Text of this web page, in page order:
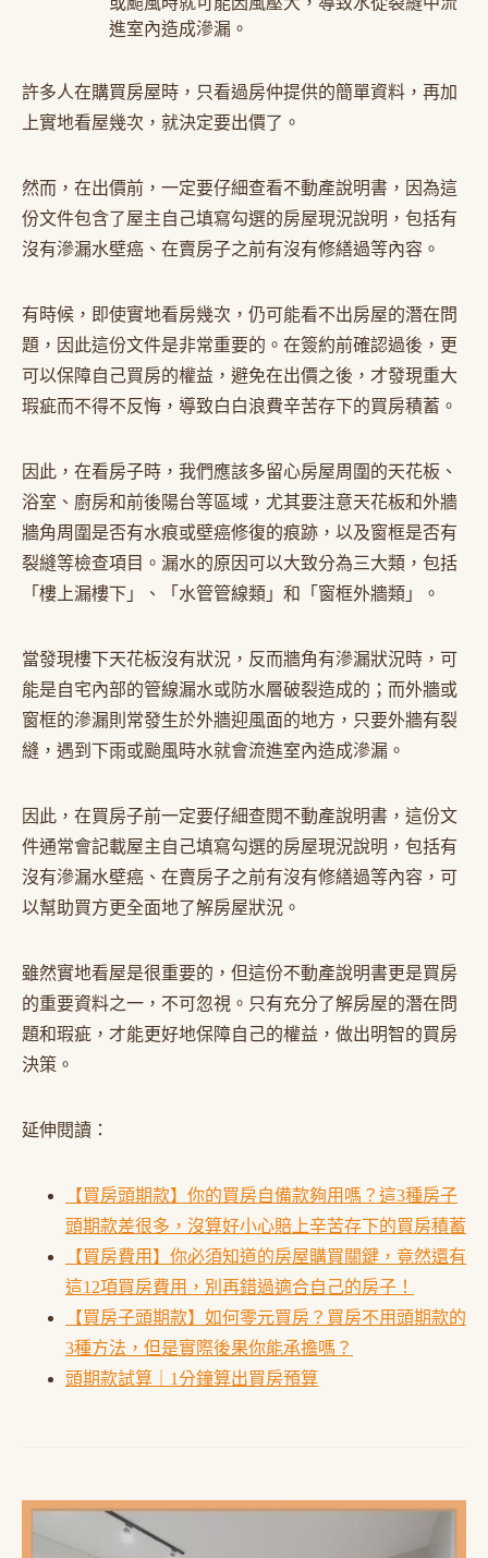
進室內造成滲漏。
許多人在購買房屋時，只看過房仲提供的簡單資料，再加
上實地看屋幾次，就決定要出價了。
然而，在出價前，一定要仔細查看不動產說明書，因為這
份文件包含了屋主自己填寫勾選的房屋現況說明，包括有
沒有滲漏水壁癌、在賣房子之前有沒有修繕過等內容。
有時候，即使實地看房幾次，仍可能看不出房屋的潛在問
題，因此這份文件是非常重要的。在簽約前確認過後，更
可以保障自己買房的權益，避免在出價之後，才發現重大
瑕疵而不得不反悔，導致白白浪費辛苦存下的買房積蓄。
因此，在看房子時，我們應該多留心房屋周圍的天花板、
浴室、廚房和前後陽台等區域，尤其要注意天花板和外牆
牆角周圍是否有水痕或壁癌修復的痕跡，以及窗框是否有
裂縫等檢查項目。漏水的原因可以大致分為三大類，包括
「樓上漏樓下」、「水管管線類」和「窗框外牆類」。
當發現樓下天花板沒有狀況，反而牆角有滲漏狀況時，可
能是自宅內部的管線漏水或防水層破裂造成的；而外牆或
窗框的滲漏則常發生於外牆迎風面的地方，只要外牆有裂
縫，遇到下雨或颱風時水就會流進室內造成滲漏。
因此，在買房子前一定要仔細查閱不動產說明書，這份文
件通常會記載屋主自己填寫勾選的房屋現況說明，包括有
沒有滲漏水壁癌、在賣房子之前有沒有修繕過等內容，可
以幫助買方更全面地了解房屋狀況。
雖然實地看屋是很重要的，但這份不動產說明書更是買房
的重要資料之一，不可忽視。只有充分了解房屋的潛在問
題和瑕疵，才能更好地保障自己的權益，做出明智的買房
決策。
延伸閱讀：
【買房頭期款】你的買房自備款夠用嗎？這3種房子
頭期款差很多，沒算好小心賠上辛苦存下的買房積蓄
【買房費用】你必須知道的房屋購買關鍵，竟然還有
這12項買房費用，別再錯過適合自己的房子！
【買房子頭期款】如何零元買房？買房不用頭期款的
3種方法，但是實際後果你能承擔嗎？
頭期款試算｜1分鐘算出買房預算